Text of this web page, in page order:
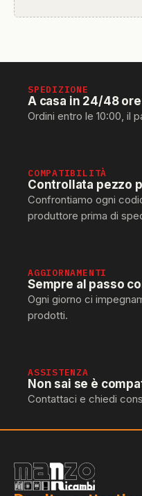
SPEDIZIONE
A casa in 24/48 ore
Ordini entro le 10:00, il
COMPATIBILITÀ
Controllata pezzo
Confrontiamo ogni
produttore prima di
AGGIORNAMENTI
Sempre al passo
Ogni giorno ci
prodotti.
ASSISTENZA
Non sai se è
Contattaci e chiedi